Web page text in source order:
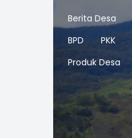
Berita Desa
BPD
PKK
Produk Desa